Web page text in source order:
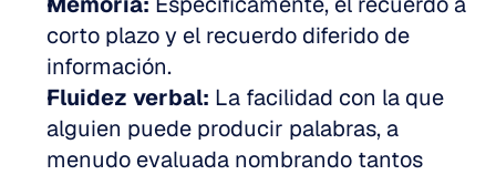
corto plazo y el recuerdo diferido de
información.
Fluidez verbal: La facilidad con la que
alguien puede producir palabras, a
menudo evaluada nombrando tantos